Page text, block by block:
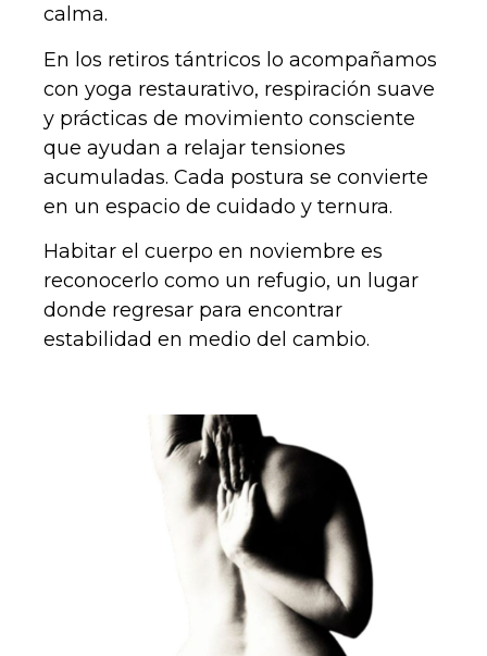
calma.
En los retiros tántricos lo acompañamos
con yoga restaurativo, respiración suave
y prácticas de movimiento consciente
que ayudan a relajar tensiones
acumuladas. Cada postura se convierte
en un espacio de cuidado y ternura.
Habitar el cuerpo en noviembre es
reconocerlo como un refugio, un lugar
donde regresar para encontrar
estabilidad en medio del cambio.